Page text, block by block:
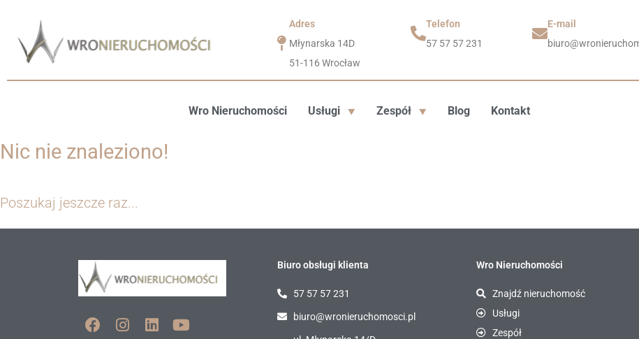
Adres
Młynarska 14D
51-116 Wrocław
Telefon
57 57 57 231
E-mail
Wro Nieruchomości Usługi Zespół Blog Kontakt
Nic nie znaleziono!
Poszukaj jeszcze raz...
Biuro obsługi klienta
57 57 57 231
biuro@wronieruchomosci.pl
Wro Nieruchomości
Znajdź nieruchomość
Usługi
Zespół